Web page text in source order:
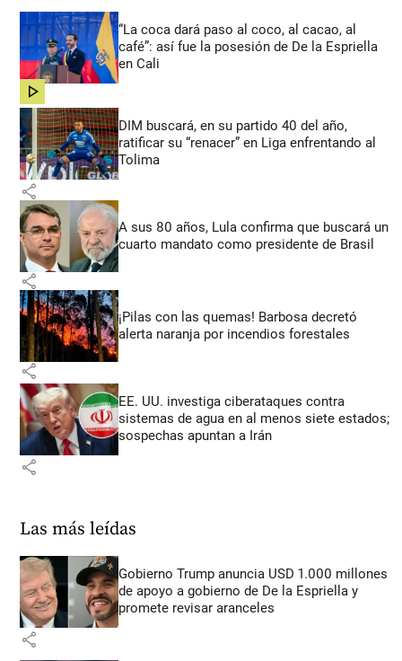
“La coca dará paso al coco, al cacao, al
café”: así fue la posesión de De la Espriella
en Cali
share
DIM buscará, en su partido 40 del año,
ratificar su “renacer” en Liga enfrentando al
Tolima
share
A sus 80 años, Lula confirma que buscará un
cuarto mandato como presidente de Brasil
share
¡Pilas con las quemas! Barbosa decretó
alerta naranja por incendios forestales
share
EE. UU. investiga ciberataques contra
sistemas de agua en al menos siete estados;
sospechas apuntan a Irán
share
Las más leídas
Gobierno Trump anuncia USD 1.000 millones
de apoyo a gobierno de De la Espriella y
promete revisar aranceles
share